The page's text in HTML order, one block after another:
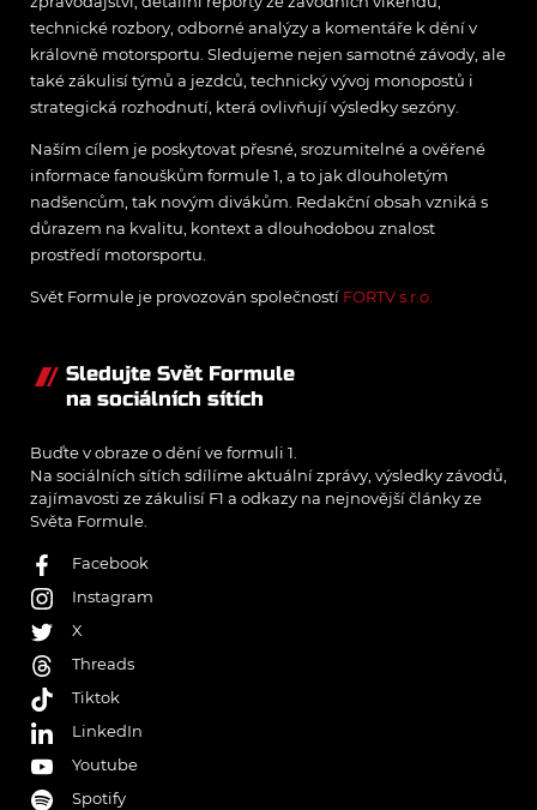
technické rozbory, odborné analýzy a komentáře k dění v
královně motorsportu. Sledujeme nejen samotné závody, ale
také zákulisí týmů a jezdců, technický vývoj monopostů i
strategická rozhodnutí, která ovlivňují výsledky sezóny.
Naším cílem je poskytovat přesné, srozumitelné a ověřené
informace fanouškům formule 1, a to jak dlouholetým
nadšencům, tak novým divákům. Redakční obsah vzniká s
důrazem na kvalitu, kontext a dlouhodobou znalost
prostředí motorsportu.
Svět Formule je provozován společností FORTV s.r.o.
Sledujte Svět Formule
na sociálních sítích
Buďte v obraze o dění ve formuli 1.
Na sociálních sítích sdílíme aktuální zprávy, výsledky závodů,
zajímavosti ze zákulisí F1 a odkazy na nejnovější články ze
Světa Formule.
Facebook
Instagram
X
Threads
Tiktok
LinkedIn
Youtube
Spotify